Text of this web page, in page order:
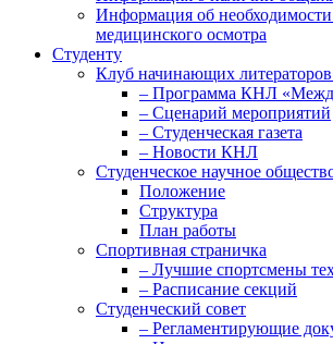
Информация об
медицинского осмотра
Студенту
Клуб начинающих
– Программа КНЛ
– Сценарий мероприятий
– Студенческая газета
– Новости КНЛ
Студенческое научное
Положение
Структура
План работы
Спортивная страничка
– Лучшие спортсмены
– Расписание секций
Студенческий совет
– Регламентирующие